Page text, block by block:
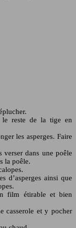
le reste de la tige en
les asperges. Faire
verser dans une poêle
la poêle.
d’asperges ainsi que
film étirable et bien
casserole et y pocher